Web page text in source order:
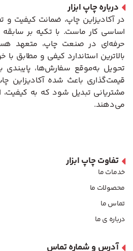
درباره چاپ ابزار
در آکادیزاین چاپ، ضمانت کیفیت
اساسی کار ماست. با تکیه بر
حرفه‌ای در صنعت چاپ، متعهد
بالاترین استاندارد کیفی و مطابق
تحویل به‌موقع سفارش‌ها،
قیمت‌گذاری باعث شده آکادیزاین
مشتریانی تبدیل شود که به کیفیت،
می‌دهند.
تفاوت چاپ ابزار
خدمات ما
محصولات ما
تماس ما
درباره ی ما
آدرس و شماره تماس